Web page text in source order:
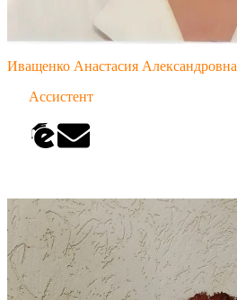
Иващенко Анастасия Александровна
Ассистент